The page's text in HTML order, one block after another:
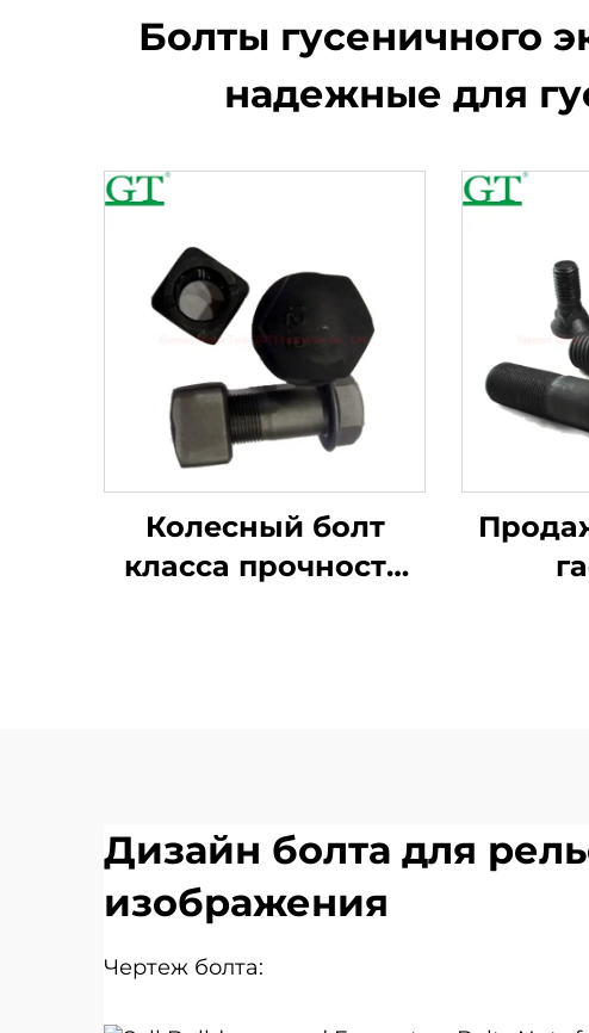
Болты гусеничного
надежные для
Колесный болт
класса прочности
Дизайн болта для
изображения
Чертеж болта: